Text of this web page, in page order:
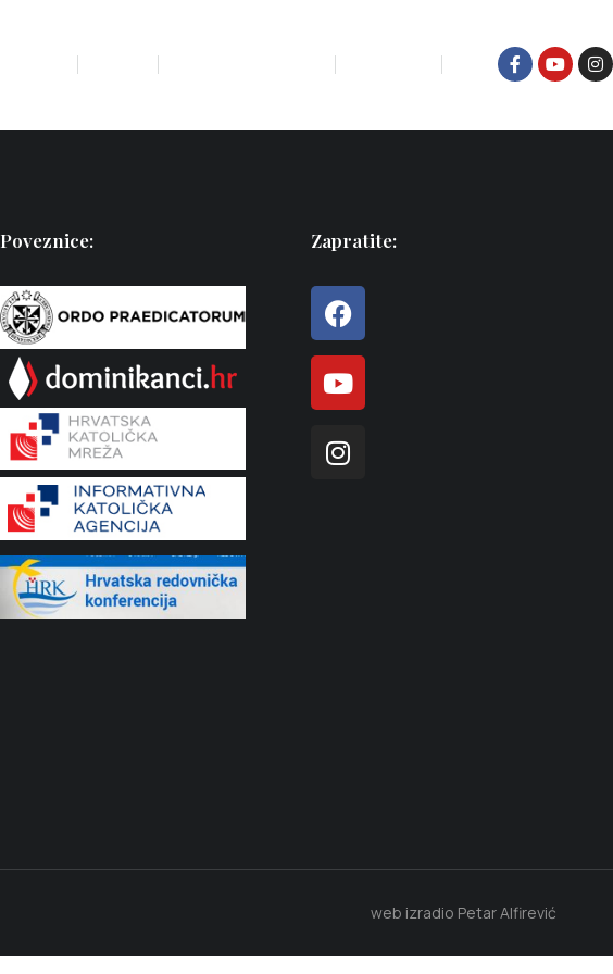
Poveznice: Zapratite:
web izradio Petar Alfirević